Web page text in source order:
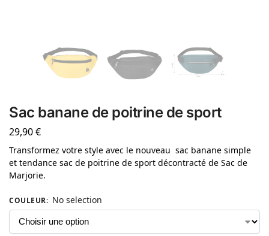
Sac banane de poitrine de sport
29,90€
Transformez votre style avec le nouveau sac banane simple
et tendance sac de poitrine de sport décontracté de Sac de
Marjorie.
COULEUR: No selection